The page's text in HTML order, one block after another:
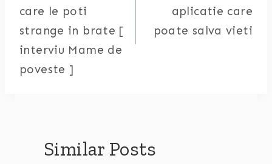
care le poti
strange in brate [
interviu Mame de
poveste ]
aplicatie care
poate salva vieti
Similar Posts